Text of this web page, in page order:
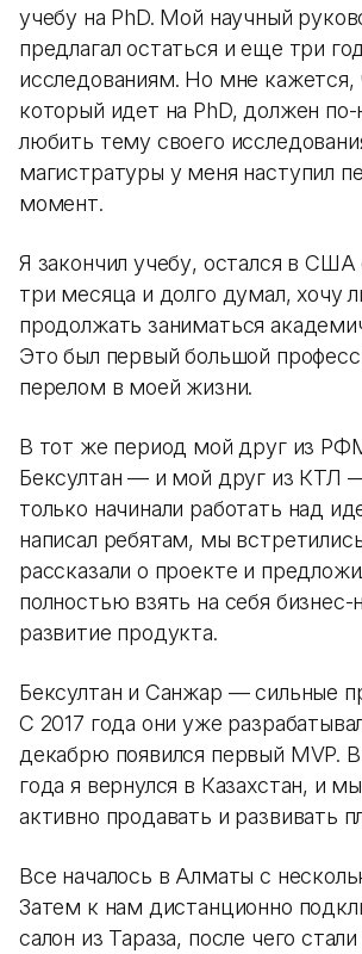
учебу на PhD. Мой научный
предлагал остаться и еще три
исследованиям. Но мне кажется,
который идет на PhD, должен
любить тему своего
магистратуры у меня наступил
момент.
Я закончил учебу, остался в
три месяца и долго думал, хочу
продолжать заниматься
Это был первый большой
перелом в моей жизни.
В тот же период мой друг из
Бексултан — и мой друг из
только начинали работать над
написал ребятам, мы
рассказали о проекте и
полностью взять на себя бизнес-
развитие продукта.
Бексултан и Санжар — сильные
С 2017 года они уже
декабрю появился первый MVP. В
года я вернулся в Казахстан, и
активно продавать и развивать
Все началось в Алматы с
Затем к нам дистанционно
салон из Тараза, после чего